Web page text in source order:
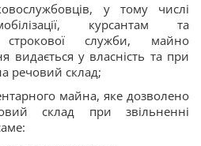
у тому числі
курсантам та
строкової служби, майно
видається у власність та при
речовий склад;
майна, яке дозволено
склад при звільненні